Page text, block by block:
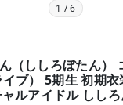
1 /6
（ししろぼたん）
ブ） 5期生 初期衣
ルアイドル しし